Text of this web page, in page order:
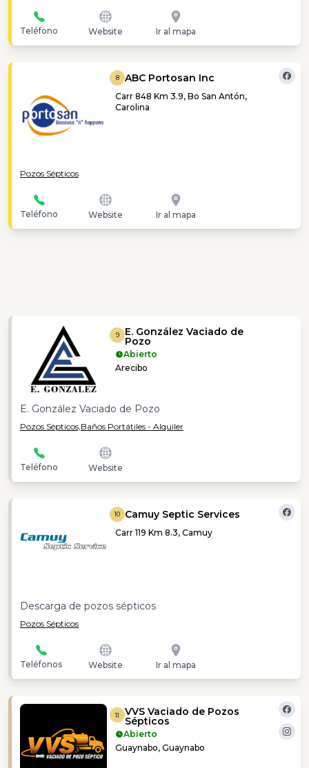
Teléfono Website Ir al mapa
8 ABC Portosan Inc
Carr 848 Km 3.9, Bo San Antón,
Carolina
Pozos Sépticos
Teléfono Website Ir al mapa
9 E. González Vaciado de
Pozo
Abierto
Arecibo
E. González Vaciado de Pozo
Pozos Sépticos, Baños Portátiles - Alquiler
Teléfono Website
10 Camuy Septic Services
Carr 119 Km 8.3, Camuy
Descarga de pozos sépticos
Pozos Sépticos
Teléfonos Website Ir al mapa
11 VVS Vaciado de Pozos
Sépticos
Abierto
Guaynabo, Guaynabo